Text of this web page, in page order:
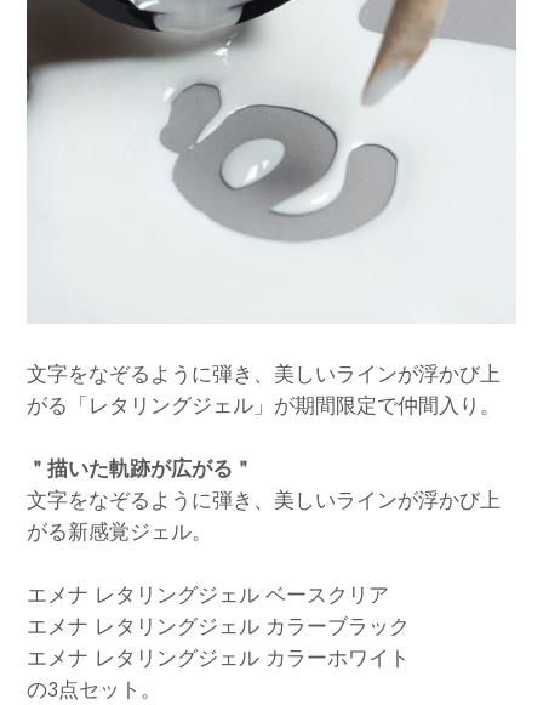
文字をなぞるように弾き、美しいラインが浮かび上
がる「レタリングジェル」が期間限定で仲間入り。
＂描いた軌跡が広がる＂
文字をなぞるように弾き、美しいラインが浮かび上
がる新感覚ジェル。
エメナ レタリングジェル ベースクリア
エメナ レタリングジェル カラーブラック
エメナ レタリングジェル カラーホワイト
の3点セット。